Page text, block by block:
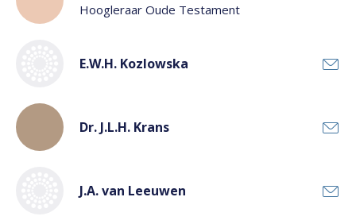
Hoogleraar Oude Testament
E.W.H. Kozlowska
Dr. J.L.H. Krans
J.A. van Leeuwen